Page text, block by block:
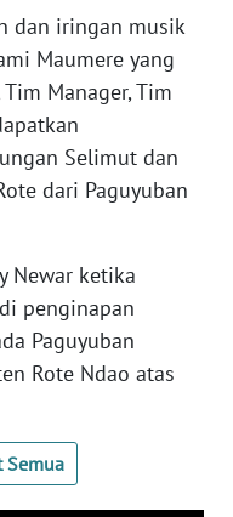
dan iringan musik
Maumere yang
Manager, Tim
Selimut dan
dari Paguyuban
Newar ketika
di penginapan
Paguyuban
Rote Ndao atas
Semua